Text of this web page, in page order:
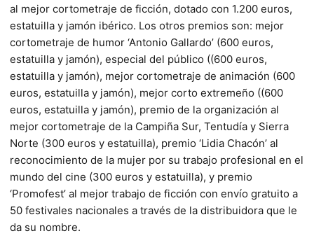
al mejor cortometraje de ficción, dotado con 1.200 euros,
estatuilla y jamón ibérico. Los otros premios son: mejor
cortometraje de humor ‘Antonio Gallardo’ (600 euros,
estatuilla y jamón), especial del público ((600 euros,
estatuilla y jamón), mejor cortometraje de animación (600
euros, estatuilla y jamón), mejor corto extremeño ((600
euros, estatuilla y jamón), premio de la organización al
mejor cortometraje de la Campiña Sur, Tentudía y Sierra
Norte (300 euros y estatuilla), premio ‘Lidia Chacón’ al
reconocimiento de la mujer por su trabajo profesional en el
mundo del cine (300 euros y estatuilla), y premio
‘Promofest’ al mejor trabajo de ficción con envío gratuito a
50 festivales nacionales a través de la distribuidora que le
da su nombre.